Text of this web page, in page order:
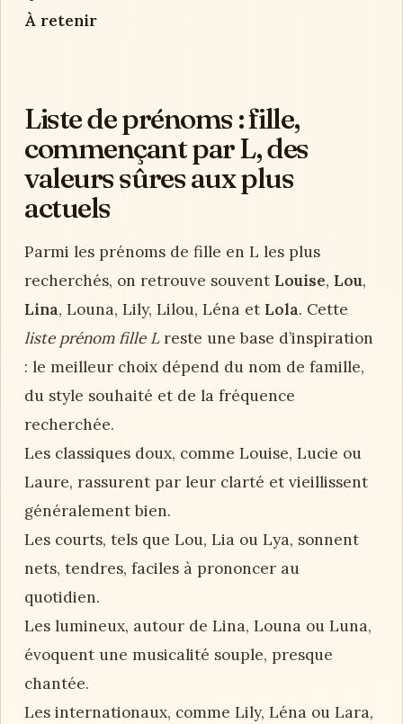
À retenir
Liste de prénoms : fille,
commençant par L, des
valeurs sûres aux plus
actuels
Parmi les prénoms de fille en L les plus
recherchés, on retrouve souvent Louise, Lou,
Lina, Louna, Lily, Lilou, Léna et Lola. Cette
liste prénom fille Lreste une base d’inspiration
: le meilleur choix dépend du nom de famille,
du style souhaité et de la fréquence
recherchée.
Les classiques doux, comme Louise, Lucie ou
Laure, rassurent par leur clarté et vieillissent
généralement bien.
Les courts, tels que Lou, Lia ou Lya, sonnent
nets, tendres, faciles à prononcer au
quotidien.
Les lumineux, autour de Lina, Louna ou Luna,
évoquent une musicalité souple, presque
chantée.
Les internationaux, comme Lily, Léna ou Lara,